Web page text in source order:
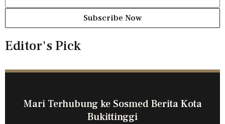
Subscribe Now
Editor's Pick
Mari Terhubung ke Sosmed Berita Kota
Bukittinggi